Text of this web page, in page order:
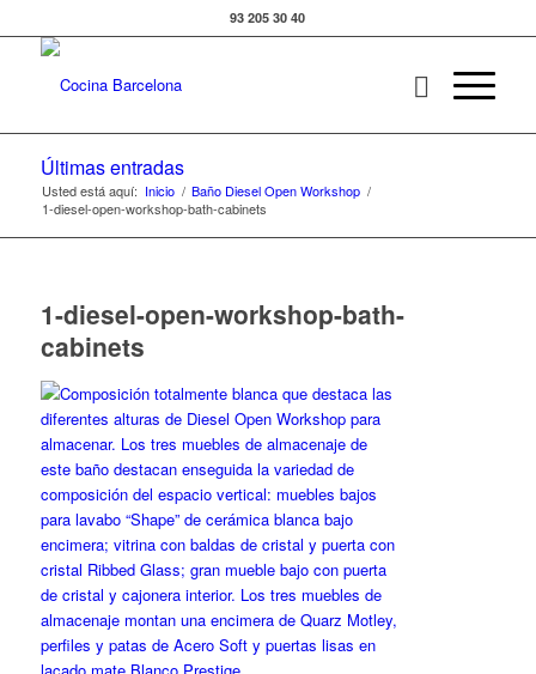
93 205 30 40
Últimas entradas
Usted está aquí: Inicio / Baño Diesel Open Workshop /
1-diesel-open-workshop-bath-cabinets
1-diesel-open-workshop-bath-
cabinets